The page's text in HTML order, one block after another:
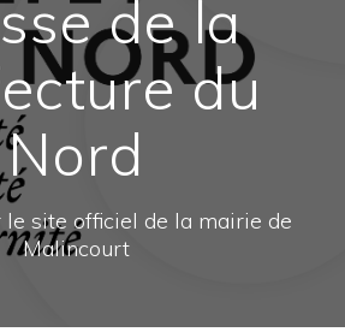
de la
du
Nord
le site officiel de la mairie de
Malincourt